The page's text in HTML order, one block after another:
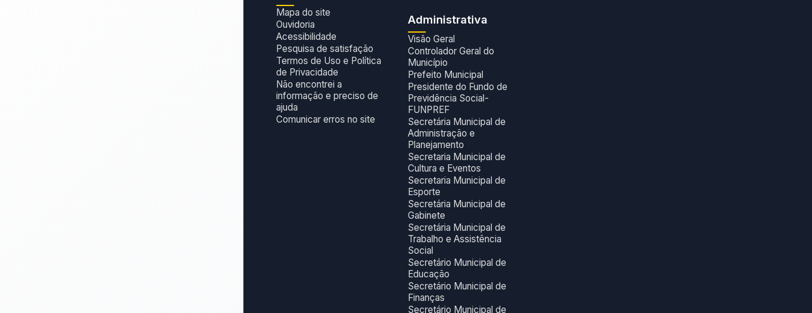
Mapa do site
Ouvidoria
Acessibilidade
Pesquisa de satisfação
Termos de Uso e Política
de Privacidade
Não encontrei a
informação e preciso de
ajuda
Comunicar erros no site
Administrativa
Visão Geral
Controlador Geral do
Município
Prefeito Municipal
Presidente do Fundo de
Previdência Social-
FUNPREF
Secretária Municipal de
Administração e
Planejamento
Secretaria Municipal de
Cultura e Eventos
Secretaria Municipal de
Esporte
Secretária Municipal de
Gabinete
Secretária Municipal de
Trabalho e Assistência
Social
Secretário Municipal de
Educação
Secretário Municipal de
Finanças
Secretário Municipal de